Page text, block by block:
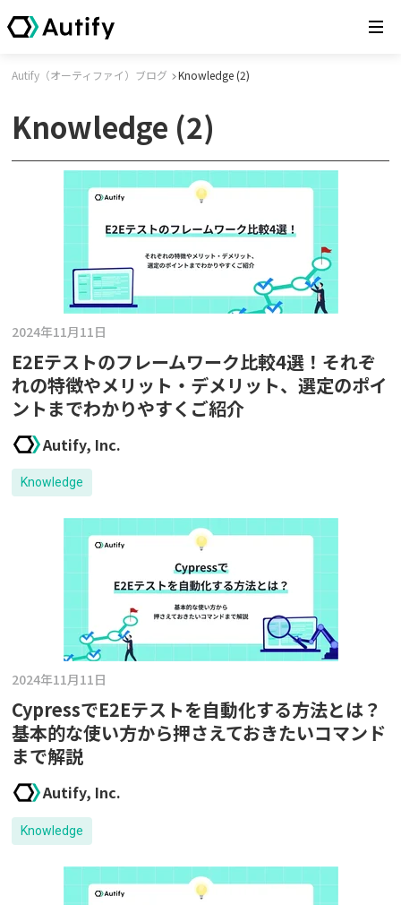
Autify（オーティファイ）ブログ Knowledge (2)
Knowledge (2)
2024年11月11日
E2Eテストのフレームワーク比較4選！それぞ
れの特徴やメリット・デメリット、選定のポイ
ントまでわかりやすくご紹介
Autify, Inc.
Knowledge
2024年11月11日
CypressでE2Eテストを自動化する方法とは？
基本的な使い方から押さえておきたいコマンド
まで解説
Autify, Inc.
Knowledge